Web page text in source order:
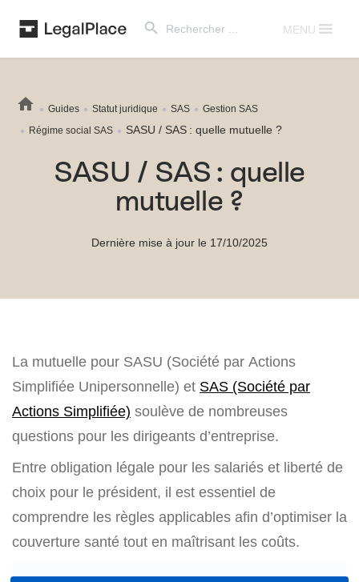
for:
MENU
Guides Statut juridique SAS
Gestion SAS
Régime social SAS
SASU / SAS : quelle mutuelle ?
SASU / SAS : quelle
mutuelle ?
Dernière mise à jour le 17/10/2025
La mutuelle pour SASU (Société par Actions
Simplifiée Unipersonnelle) et SAS (Société par
Actions Simplifiée) soulève de nombreuses
questions pour les dirigeants d’entreprise.
Entre obligation légale pour les salariés et liberté de
choix pour le président, il est essentiel de
comprendre les règles applicables afin d’optimiser la
couverture santé tout en maîtrisant les coûts.